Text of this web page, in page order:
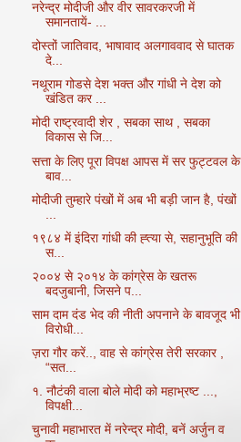
नरेन्द्र मोदीजी और वीर सावरकरजी में
समानतायें- ...
दोस्तों जातिवाद, भाषावाद अलगाववाद से घातक
दे...
नथूराम गोडसे देश भक्त और गांधी ने देश को
खंडित कर ...
मोदी राष्ट्रवादी शेर , सबका साथ , सबका
विकास से जि...
सत्ता के लिए पूरा विपक्ष आपस में सर फुट्टवल के
बाव...
मोदीजी तुम्हारे पंखों में अब भी बड़ी जान है, पंखों
१९८४ में इंदिरा गांधी की ह्त्या से, सहानुभूति की
स...
२००४ से २०१४ के कांग्रेस के खतरू
बदजुबानी, जिसने प...
साम दाम दंड भेद की नीती अपनाने के बावजूद भी
विरोधी...
ज़रा गौर करें.., वाह से कांग्रेस तेरी सरकार ,
“सत...
१. नौटंकी वाला बोले मोदी को महाभ्रष्ट ...,
विपक्षी...
चुनावी महाभारत में नरेन्द्र मोदी, बनें अर्जुन व